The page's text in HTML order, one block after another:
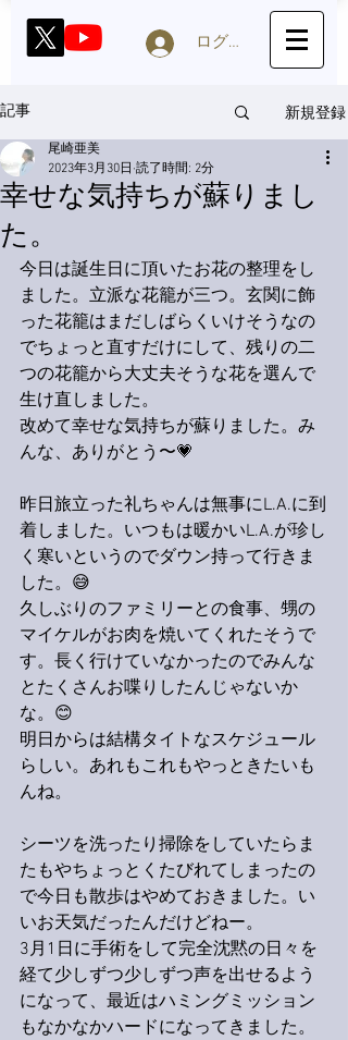
ログイン
記事 新規登録
幸せな気持ちが蘇りまし
た。
尾崎亜美
2023年3月30日 読了時間: 2分
今日は誕生日に頂いたお花の整理をし
ました。立派な花籠が三つ。玄関に飾
った花籠はまだしばらくいけそうなの
でちょっと直すだけにして、残りの二
つの花籠から大丈夫そうな花を選んで
生け直しました。
改めて幸せな気持ちが蘇りました。み
んな、ありがとう〜💗
昨日旅立った礼ちゃんは無事にL.A.に到
着しました。いつもは暖かいL.A.が珍し
く寒いというのでダウン持って行きま
した。😅
久しぶりのファミリーとの食事、甥の
マイケルがお肉を焼いてくれたそうで
す。長く行けていなかったのでみんな
とたくさんお喋りしたんじゃないか
な。😊
明日からは結構タイトなスケジュール
らしい。あれもこれもやっときたいも
んね。
シーツを洗ったり掃除をしていたらま
たもやちょっとくたびれてしまったの
で今日も散歩はやめておきました。い
いお天気だったんだけどねー。
3月1日に手術をして完全沈黙の日々を
経て少しずつ少しずつ声を出せるよう
になって、最近はハミングミッション
もなかなかハードになってきました。